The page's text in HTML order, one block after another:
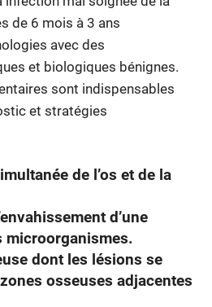
de 6 mois à 3 ans
avec des
et biologiques bénignes.
sont indispensables
et stratégies
de l’os et de la
d’une
microorganismes.
dont les lésions se
osseuses adjacentes